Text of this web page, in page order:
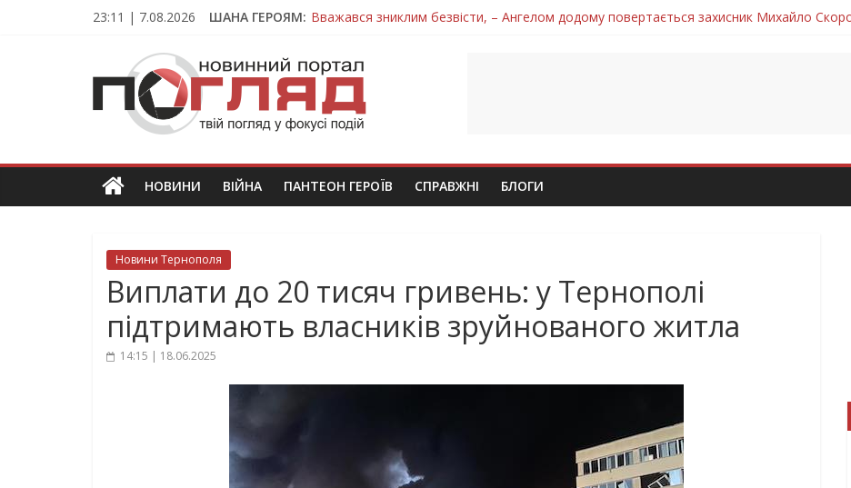
23:11 | 7.08.2026 ШАНА ГЕРОЯМ: Вважався зниклим безвісти, – Ангелом додому повертається захисник Михайло
Тернопільщина втратила захисника Володимира Вельму
Захисник з Тернопільщини Петро Федів повертається до рідного дому «на щиті»
Тернопільщина втратила захисника Володимира Дичку
ПОГЛЯД
Новини
Тернополя.
новини
та
НОВИНИ ВІЙНА ПАНТЕОН ГЕРОЇВ СПРАВЖНІ БЛОГИ
Новини Тернополя
Виплати до 20 тисяч гривень: у Тернополі
підтримають власників зруйнованого житла
14:15 | 18.06.2025